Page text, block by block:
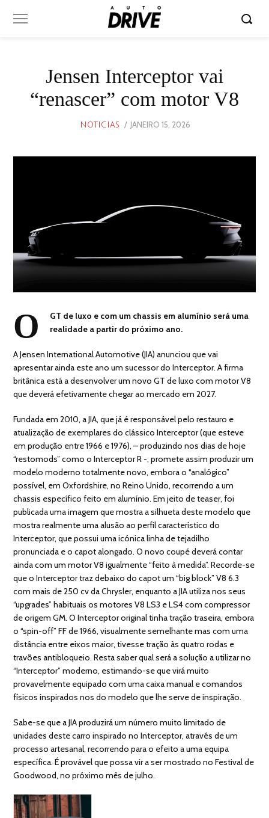
Jensen Interceptor vai
“renascer” com motor V8
NOTICIAS
POSTED
JANEIRO 15, 2026
O
GT de luxo e com um chassis em alumínio será uma
realidade a partir do próximo ano.
A Jensen International Automotive (JIA) anunciou que vai
apresentar ainda este ano um sucessor do Interceptor. A firma
britânica está a desenvolver um novo GT de luxo com motor V8
que deverá efetivamente chegar ao mercado em 2027.
Fundada em 2010, a JIA, que já é responsável pelo restauro e
atualização de exemplares do clássico Interceptor (que esteve
em produção entre 1966 e 1976), – produzindo nos dias de hoje
“restomods” como o Interceptor R -, promete assim produzir um
modelo moderno totalmente novo, embora o “analógico”
possível, em Oxfordshire, no Reino Unido, recorrendo a um
chassis específico feito em alumínio. Em jeito de teaser, foi
publicada uma imagem que mostra a silhueta deste modelo que
mostra realmente uma alusão ao perfil característico do
Interceptor, que possui uma icónica linha de tejadilho
pronunciada e o capot alongado. O novo coupé deverá contar
ainda com um motor V8 igualmente “feito à medida”. Recorde-se
que o Interceptor traz debaixo do capot um “big block” V8 6.3
com mais de 250 cv da Chrysler, enquanto a JIA utiliza nos seus
“upgrades” habituais os motores V8 LS3 e LS4 com compressor
de origem GM. O Interceptor original tinha tração traseira, embora
o “spin-off” FF de 1966, visualmente semelhante mas com uma
distância entre eixos maior, tivesse tração às quatro rodas e
travões antibloqueio. Resta saber qual será a solução a utilizar no
“Interceptor” moderno, estimando-se que virá muito
provavelmente equipado com uma caixa manual e comandos
físicos inspirados nos do modelo que lhe serve de inspiração.
Sabe-se que a JIA produzirá um número muito limitado de
unidades deste carro inspirado no Interceptor, através de um
processo artesanal, recorrendo para o efeito a uma equipa
específica. É provável que possa vir a ser mostrado no Festival de
Goodwood, no próximo mês de julho.